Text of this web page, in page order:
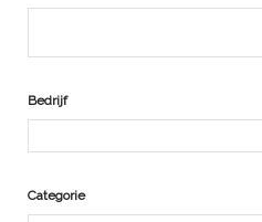
Bedrijf
Categorie